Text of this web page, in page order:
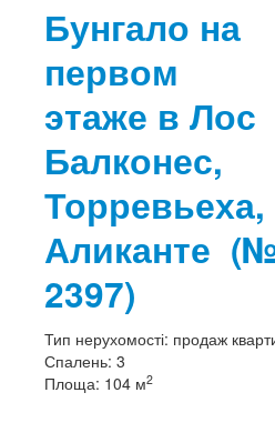
Бунгало на
первом
этаже в Лос
Балконес,
Торревьеха,
Аликанте
2397)
Тип нерухомості: продаж
Спалень: 3
Площа: 104 м2